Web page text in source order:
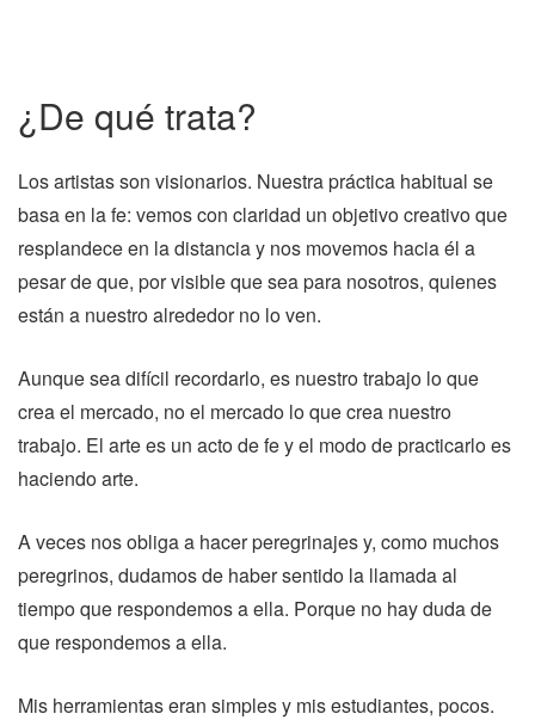
¿De qué trata?
Los artistas son visionarios. Nuestra práctica habitual se
basa en la fe: vemos con claridad un objetivo creativo que
resplandece en la distancia y nos movemos hacia él a
pesar de que, por visible que sea para nosotros, quienes
están a nuestro alrededor no lo ven.
Aunque sea difícil recordarlo, es nuestro trabajo lo que
crea el mercado, no el mercado lo que crea nuestro
trabajo. El arte es un acto de fe y el modo de practicarlo es
haciendo arte.
A veces nos obliga a hacer peregrinajes y, como muchos
peregrinos, dudamos de haber sentido la llamada al
tiempo que respondemos a ella. Porque no hay duda de
que respondemos a ella.
Mis herramientas eran simples y mis estudiantes, pocos.